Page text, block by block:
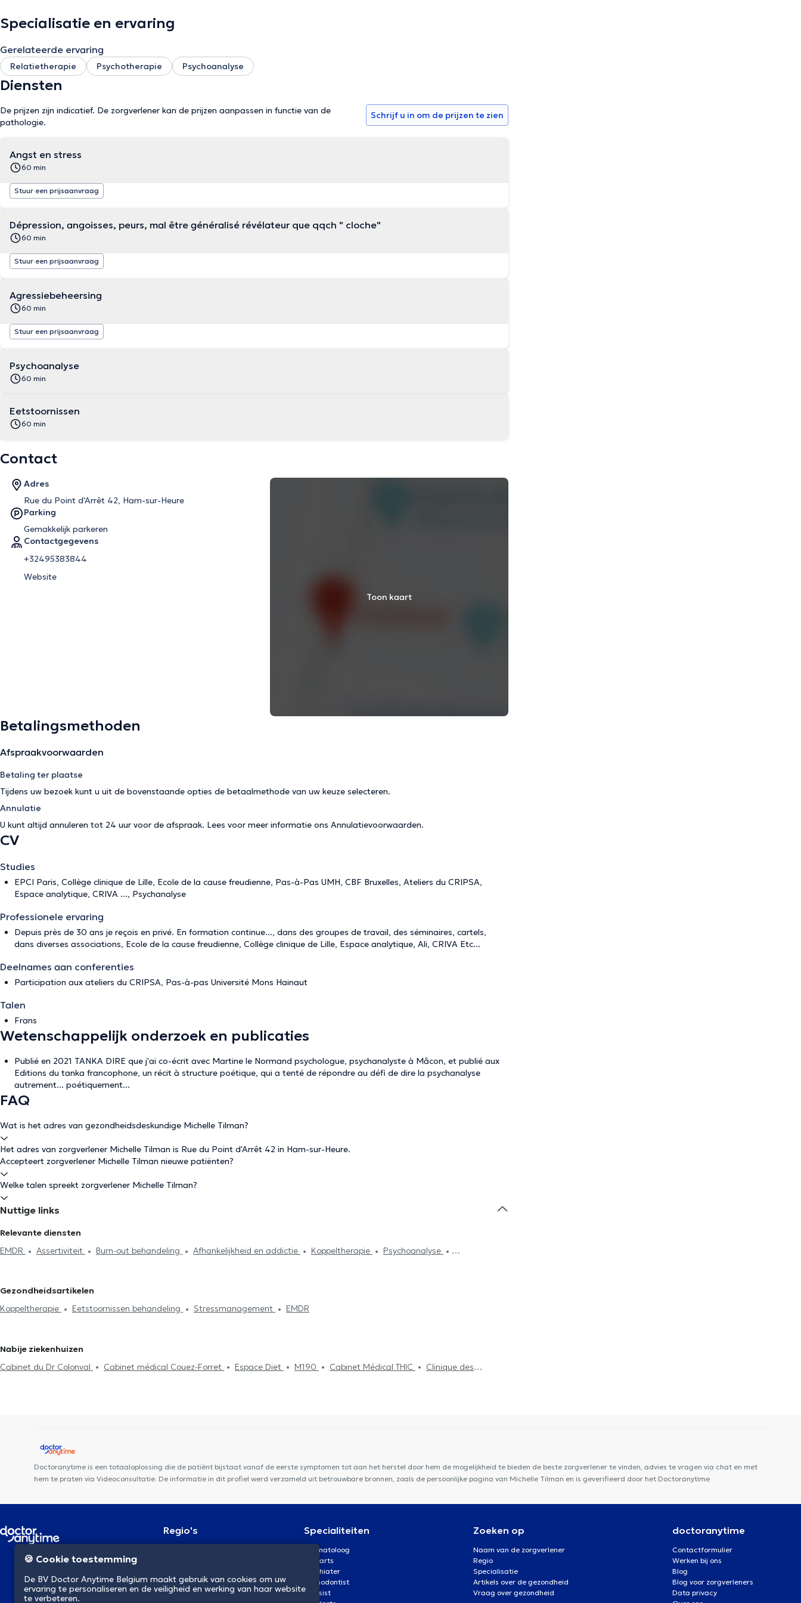
Specialisatie en ervaring
Gerelateerde ervaring
Relatietherapie Psychotherapie Psychoanalyse
Diensten
De prijzen zijn indicatief. De zorgverlener kan de prijzen aanpassen in functie van de
pathologie.
Schrijf u in om de prijzen te zien
Angst en stress
60 min
Stuur een prijsaanvraag
Dépression, angoisses, peurs, mal être généralisé révélateur que qqch " cloche"
60 min
Stuur een prijsaanvraag
Agressiebeheersing
60 min
Stuur een prijsaanvraag
Psychoanalyse
60 min
Eetstoornissen
60 min
Contact
Adres
Rue du Point d'Arrêt 42, Ham-sur-Heure
Parking
Gemakkelijk parkeren
Contactgegevens
+32495383844
Website
Toon kaart
Betalingsmethoden
Afspraakvoorwaarden
Betaling ter plaatse
Tijdens uw bezoek kunt u uit de bovenstaande opties de betaalmethode van uw keuze selecteren.
Annulatie
U kunt altijd annuleren tot 24 uur voor de afspraak. Lees voor meer informatie ons Annulatievoorwaarden.
CV
Studies
EPCI Paris, Collège clinique de Lille, Ecole de la cause freudienne, Pas-à-Pas UMH, CBF Bruxelles, Ateliers du CRIPSA,
Espace analytique, CRIVA ..., Psychanalyse
Professionele ervaring
Depuis près de 30 ans je reçois en privé. En formation continue..., dans des groupes de travail, des séminaires, cartels,
dans diverses associations, Ecole de la cause freudienne, Collège clinique de Lille, Espace analytique, Ali, CRIVA Etc...
Deelnames aan conferenties
Participation aux ateliers du CRIPSA, Pas-à-pas Université Mons Hainaut
Talen
Frans
Wetenschappelijk onderzoek en publicaties
Publié en 2021 TANKA DIRE que j'ai co-écrit avec Martine le Normand psychologue, psychanalyste à Mâcon, et publié aux
Editions du tanka francophone, un récit à structure poétique, qui a tenté de répondre au défi de dire la psychanalyse
autrement... poétiquement...
FAQ
Wat is het adres van gezondheidsdeskundige Michelle Tilman?
Het adres van zorgverlener Michelle Tilman is Rue du Point d'Arrêt 42 in Ham-sur-Heure.
Accepteert zorgverlener Michelle Tilman nieuwe patiënten?
Welke talen spreekt zorgverlener Michelle Tilman?
Nuttige links
Relevante diensten
EMDR
Assertiviteit Burn-out behandeling Afhankelijkheid en addictie Koppeltherapie
Psychoanalyse
Gezondheidsartikelen
Koppeltherapie
Eetstoornissen behandeling Stressmanagement EMDR
Nabije ziekenhuizen
Cabinet du Dr Colonval
Cabinet médical Couez-Forret Espace Diet M190 Cabinet Médical THIC
Clinique des
Doctoranytime is een totaaloplossing die de patiënt bijstaat vanaf de eerste symptomen tot aan het herstel door hem de mogelijkheid te bieden de beste zorgverlener te vinden, advies te vragen via chat en met
hem te praten via Videoconsultatie. De informatie in dit profiel werd verzameld uit betrouwbare bronnen, zoals de persoonlijke pagina van Michelle Tilman en is geverifieerd door het Doctoranytime
NL
Regio's
Charleroi
Luik
Specialiteiten
Dermatoloog
Oogarts
Psychiater
Orthodontist
Kinesist
Zoeken op
Naam van de zorgverlener
Regio
Specialisatie
Artikels over de gezondheid
Vraag over gezondheid
doctoranytime
Contactformulier
Werken bij ons
Blog
Blog voor zorgverleners
Data privacy
🍪 Cookie toestemming
De BV Doctor Anytime Belgium maakt gebruik van cookies om uw
ervaring te personaliseren en de veiligheid en werking van haar website
te verbeteren.